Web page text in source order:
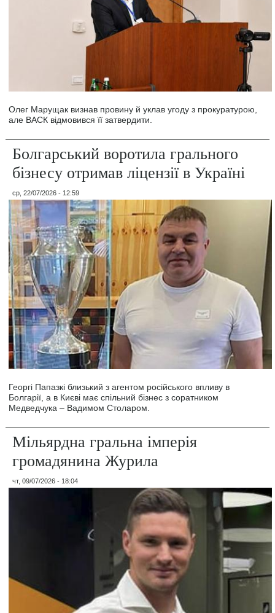
Олег Марущак визнав провину й уклав угоду з прокуратурою,
але ВАСК відмовився її затвердити.
Болгарський воротила грального
бізнесу отримав ліцензії в Україні
ср, 22/07/2026 - 12:59
Георгі Папазкі близький з агентом російського впливу в
Болгарії, а в Києві має спільний бізнес з соратником
Медведчука – Вадимом Столаром.
Мільярдна гральна імперія
громадянина Журила
чт, 09/07/2026 - 18:04